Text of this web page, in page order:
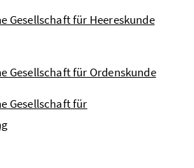
Gesellschaft für Heereskunde
Gesellschaft für Ordenskunde
Gesellschaft für